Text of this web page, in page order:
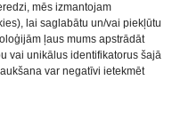
mēs izmantojam
lai saglabātu un/vai piekļūtu
ļaus mums apstrādāt
vai unikālus identifikatorus šajā
var negatīvi ietekmēt